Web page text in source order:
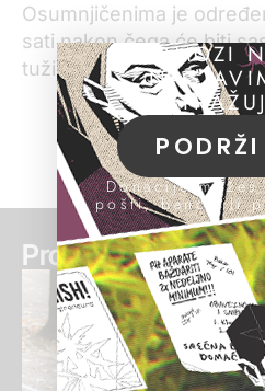
Osumnjičenima je
sati nakon čega će biti
tužilaštvu, navodi policija.
Pročitaj još:
POMOZI
Donacije
pošti, banci ili